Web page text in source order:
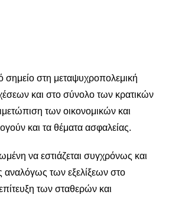
σημείο στη μεταψυχροπολεμική
και στο σύνολο των κρατικών
των οικονομικών και
και τα θέματα ασφαλείας.
να εστιάζεται συγχρόνως και
αναλόγως των εξελίξεων στο
των σταθερών και